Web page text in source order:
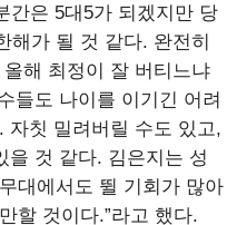
간은 5대5가 되겠지만 당
해가 될 것 같다. 완전히
해 최정이 잘 버티느냐
들도 나이를 이기긴 어려
자칫 밀려버릴 수도 있고,
을 것 같다. 김은지는 성
대에서도 뛸 기회가 많아
할 것이다.”라고 했다.